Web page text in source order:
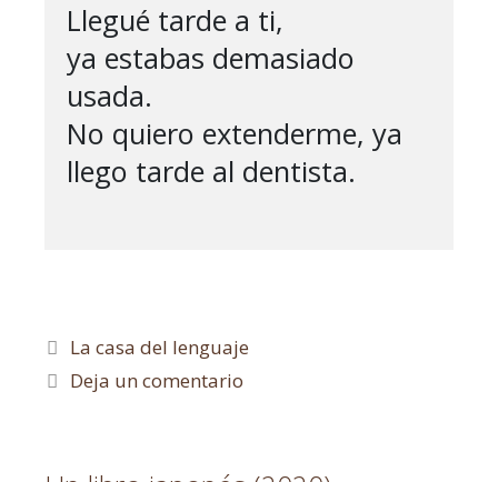
Llegué tarde a ti,
ya estabas demasiado
usada.
No quiero extenderme, ya
llego tarde al dentista.
La casa del lenguaje
Deja un comentario